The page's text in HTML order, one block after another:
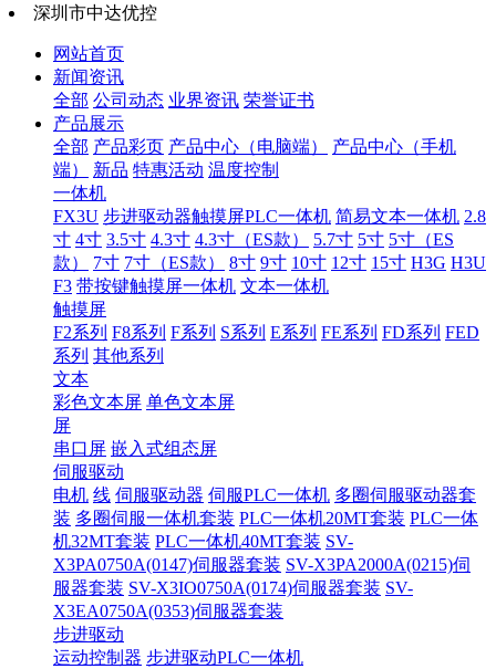
深圳市中达优控
网站首页
新闻资讯
全部 公司动态 业界资讯 荣誉证书
产品展示
全部 产品彩页 产品中心（电脑端）
产品中心（手机
端）
新品 特惠活动 温度控制
一体机
FX3U 步进驱动器触摸屏PLC一体机 简易文本一体机 2.8
寸 4寸 3.5寸 4.3寸 4.3寸（ES款） 5.7寸 5寸 5寸（ES
款）
7寸 7寸（ES款） 8寸 9寸 10寸 12寸 15寸 H3G H3U
F3 带按键触摸屏一体机 文本一体机
触摸屏
F2系列 F8系列 F系列 S系列 E系列 FE系列 FD系列 FED
系列 其他系列
文本
彩色文本屏 单色文本屏
屏
串口屏 嵌入式组态屏
伺服驱动
电机 线 伺服驱动器 伺服PLC一体机 多圈伺服驱动器套
装 多圈伺服一体机套装 PLC一体机20MT套装 PLC一体
机32MT套装 PLC一体机40MT套装 SV-
X3PA0750A(0147)伺服器套装 SV-X3PA2000A(0215)伺
服器套装 SV-X3IO0750A(0174)伺服器套装 SV-
X3EA0750A(0353)伺服器套装
步进驱动
运动控制器 步进驱动PLC一体机